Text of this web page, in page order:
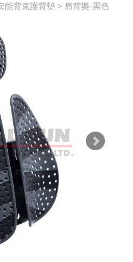
能背克護背墊> 肩背樂-黑色